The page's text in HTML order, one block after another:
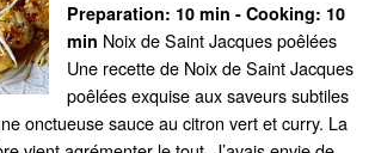
Preparation: 10 min - Cooking: 10
min Noix de Saint Jacques poêlées
Une recette de Noix de Saint Jacques
poêlées exquise aux saveurs subtiles
onctueuse sauce au citron vert et curry. La